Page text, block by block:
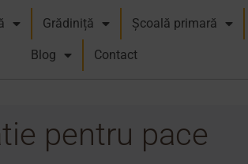
Grădiniță Școală primară
Blog Contact
pentru pace